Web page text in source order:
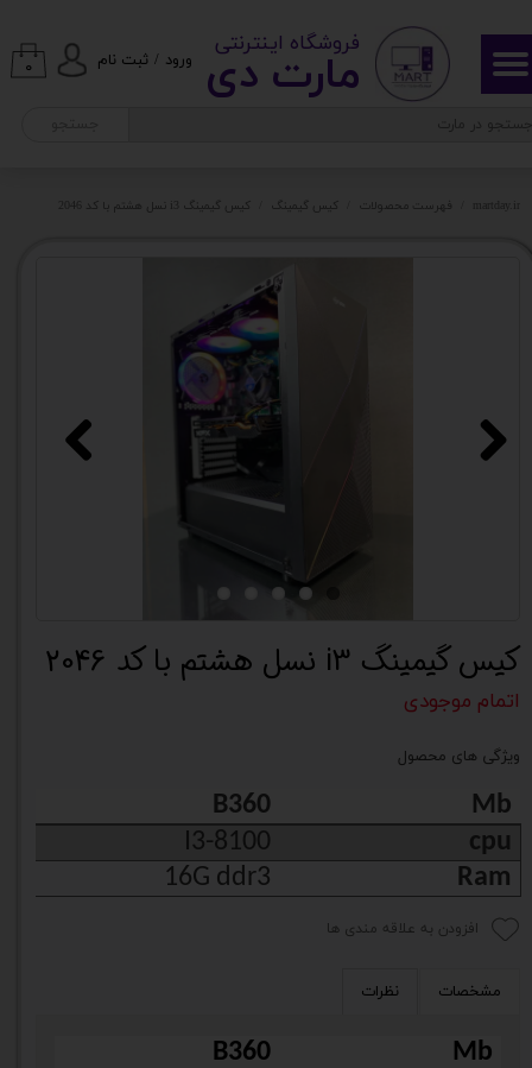
ورود / ثبت نام
حساب کاربری من
تغییر گذر واژه
خروج از حساب کاربری
۰ مارت دی​​​​​​
​ ​فروشگاه اینترنتی
martday.ir فهرست محصولات کیس گیمینگ کیس گیمینگ i3 نسل هشتم با کد 2046
کیس گیمینگ i3 نسل هشتم با کد 2046
اتمام موجودی
ویژگی های محصول
Mb
B360
cpu
I3-8100
Ram
16G ddr3
افزودن به علاقه مندی ها
مشخصات نظرات
Mb
B360